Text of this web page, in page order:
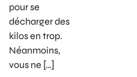
pour se
décharger des
kilos en trop.
Néanmoins,
vous ne […]